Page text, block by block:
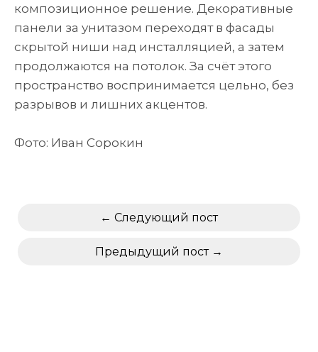
композиционное решение. Декоративные
панели за унитазом переходят в фасады
скрытой ниши над инсталляцией, а затем
продолжаются на потолок. За счёт этого
пространство воспринимается цельно, без
разрывов и лишних акцентов.
Фото: Иван Сорокин
Предыдущий пост
Следующий пост